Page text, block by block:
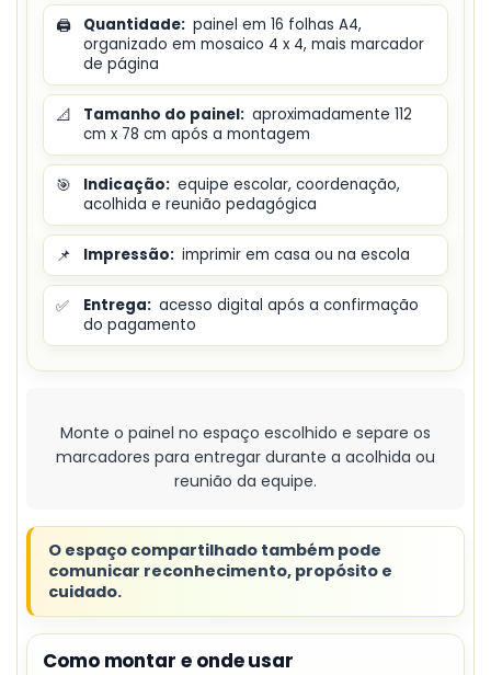
🖨️ Quantidade: painel em 16 folhas A4,
organizado em mosaico 4 x 4, mais marcador
de página
📐 Tamanho do painel: aproximadamente 112
cm x 78 cm após a montagem
🎯 Indicação: equipe escolar, coordenação,
acolhida e reunião pedagógica
📌 Impressão: imprimir em casa ou na escola
✅ Entrega: acesso digital após a confirmação
do pagamento
Monte o painel no espaço escolhido e separe os
marcadores para entregar durante a acolhida ou
reunião da equipe.
O espaço compartilhado também pode
comunicar reconhecimento, propósito e
cuidado.
Como montar e onde usar